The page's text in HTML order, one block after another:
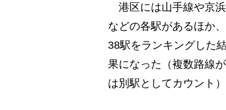
港区には山手線や京
などの各駅があるほか
38駅をランキングした
果になった（複数路線
は別駅としてカウント